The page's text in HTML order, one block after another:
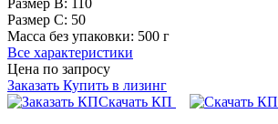
Размер В: 110
Размер С: 50
Масса без упаковки: 500 г
Все характеристики
Цена по запросу
Заказать Купить в лизинг
Скачать КП